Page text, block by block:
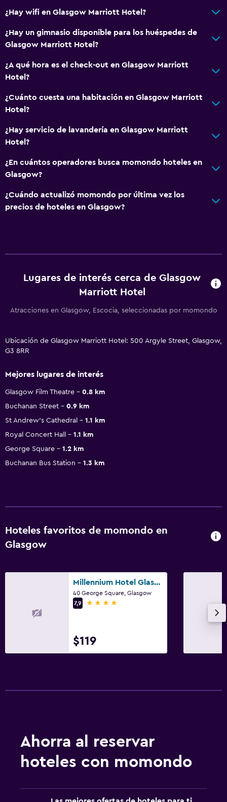
¿Hay wifi en Glasgow Marriott Hotel?
¿Hay un gimnasio disponible para los huéspedes de
Glasgow Marriott Hotel?
¿A qué hora es el check-out en Glasgow Marriott
Hotel?
¿Cuánto cuesta una habitación en Glasgow Marriott
Hotel?
¿Hay servicio de lavandería en Glasgow Marriott
Hotel?
¿En cuántos operadores busca momondo hoteles en
Glasgow?
¿Cuándo actualizó momondo por última vez los
precios de hoteles en Glasgow?
Lugares de interés cerca de Glasgow
Marriott Hotel
Atracciones en Glasgow, Escocia, seleccionadas por momondo
Ubicación de Glasgow Marriott Hotel: 500 Argyle Street, Glasgow,
G3 8RR
Mejores lugares de interés
Glasgow Film Theatre
0.8 km
Buchanan Street
0.9 km
St Andrew's Cathedral
1.1 km
Royal Concert Hall
1.1 km
George Square
1.2 km
Buchanan Bus Station
1.3 km
Hoteles favoritos de momondo en
Glasgow
Millennium Hotel Glasgow
40 George Square, Glasgow
7,9
4 estrellas
$119
Ahorra al reservar
hoteles con momondo